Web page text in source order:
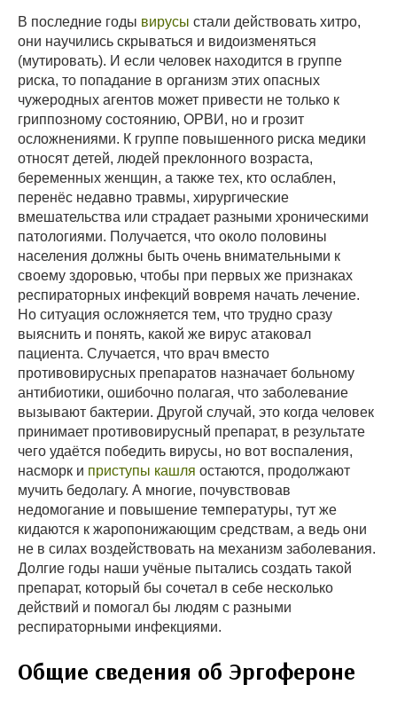
В последние годы вирусы стали действовать хитро,
они научились скрываться и видоизменяться
(мутировать). И если человек находится в группе
риска, то попадание в организм этих опасных
чужеродных агентов может привести не только к
гриппозному состоянию, ОРВИ, но и грозит
осложнениями. К группе повышенного риска медики
относят детей, людей преклонного возраста,
беременных женщин, а также тех, кто ослаблен,
перенёс недавно травмы, хирургические
вмешательства или страдает разными хроническими
патологиями. Получается, что около половины
населения должны быть очень внимательными к
своему здоровью, чтобы при первых же признаках
респираторных инфекций вовремя начать лечение.
Но ситуация осложняется тем, что трудно сразу
выяснить и понять, какой же вирус атаковал
пациента. Случается, что врач вместо
противовирусных препаратов назначает больному
антибиотики, ошибочно полагая, что заболевание
вызывают бактерии. Другой случай, это когда человек
принимает противовирусный препарат, в результате
чего удаётся победить вирусы, но вот воспаления,
насморк и приступы кашля остаются, продолжают
мучить бедолагу. А многие, почувствовав
недомогание и повышение температуры, тут же
кидаются к жаропонижающим средствам, а ведь они
не в силах воздействовать на механизм заболевания.
Долгие годы наши учёные пытались создать такой
препарат, который бы сочетал в себе несколько
действий и помогал бы людям с разными
респираторными инфекциями.
Общие сведения об Эргофероне